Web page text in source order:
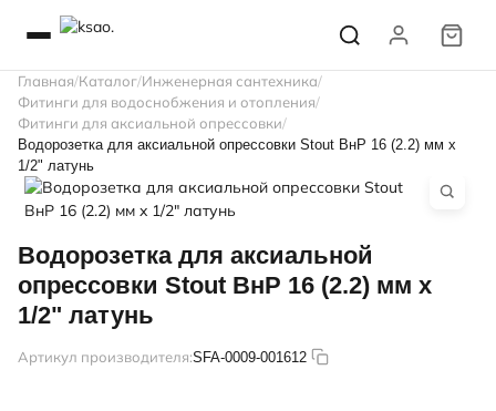
Главная Каталог Инженерная сантехника
Фитинги для водоснобжения и отопления
Фитинги для аксиальной опрессовки
Водорозетка для аксиальной опрессовки Stout ВнР 16 (2.2) мм x
1/2" латунь
Водорозетка для аксиальной
опрессовки Stout ВнР 16 (2.2) мм x
1/2" латунь
Артикул производителя:SFA-0009-001612